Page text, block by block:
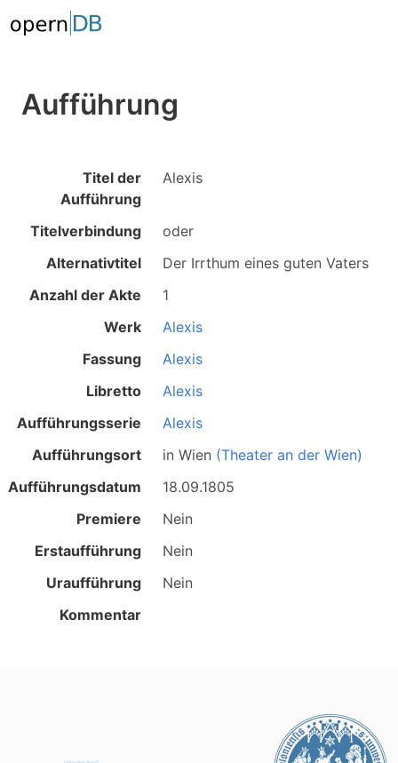
Aufführung
Titel der
Aufführung
Alexis
Titelverbindung
oder
Alternativtitel
Der Irrthum eines guten Vaters
Anzahl der Akte
1
Werk
Alexis
Fassung
Alexis
Libretto
Alexis
Aufführungsserie
Alexis
Aufführungsort
inWien (Theater an der Wien)
Aufführungsdatum
18.09.1805
Premiere
Nein
Erstaufführung
Nein
Uraufführung
Nein
Kommentar